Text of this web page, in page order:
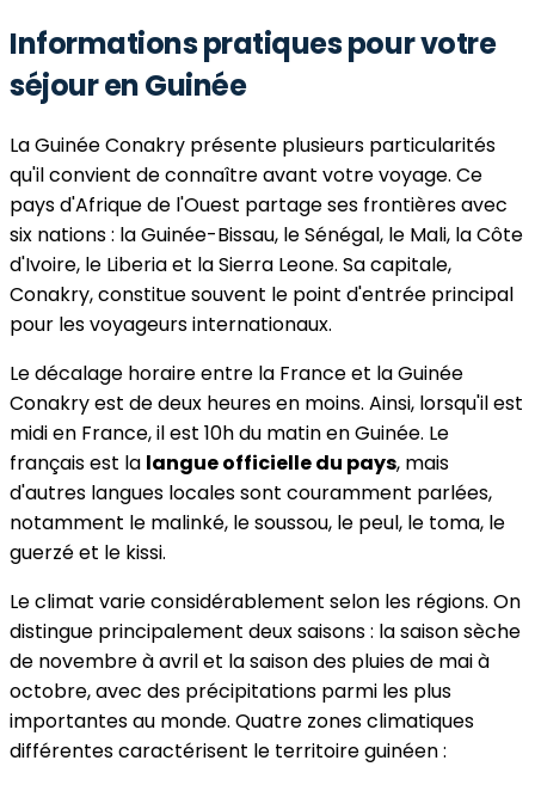
Informations pratiques pour votre
séjour en Guinée
La Guinée Conakry présente plusieurs particularités
qu'il convient de connaître avant votre voyage. Ce
pays d'Afrique de l'Ouest partage ses frontières avec
six nations : la Guinée-Bissau, le Sénégal, le Mali, la Côte
d'Ivoire, le Liberia et la Sierra Leone. Sa capitale,
Conakry, constitue souvent le point d'entrée principal
pour les voyageurs internationaux.
Le décalage horaire entre la France et la Guinée
Conakry est de deux heures en moins. Ainsi, lorsqu'il est
midi en France, il est 10h du matin en Guinée. Le
français est la langue officielle du pays, mais
d'autres langues locales sont couramment parlées,
notamment le malinké, le soussou, le peul, le toma, le
guerzé et le kissi.
Le climat varie considérablement selon les régions. On
distingue principalement deux saisons : la saison sèche
de novembre à avril et la saison des pluies de mai à
octobre, avec des précipitations parmi les plus
importantes au monde. Quatre zones climatiques
différentes caractérisent le territoire guinéen :